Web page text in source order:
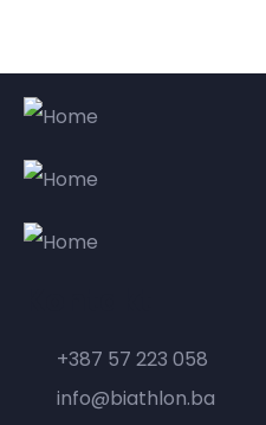
+387 57 223 058
info@biathlon.ba